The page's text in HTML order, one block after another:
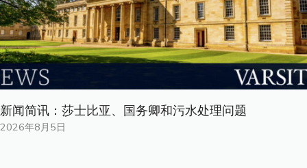
新闻简讯：莎士比亚、国务卿和污水处理问题
2026年8月5日